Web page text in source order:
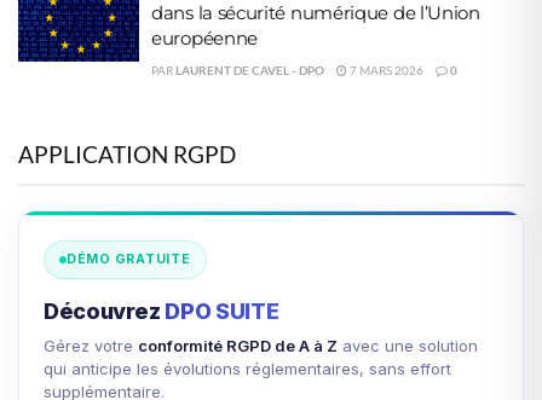
dans la sécurité numérique de l’Union
européenne
PARLAURENT DE CAVEL - DPO 7 MARS 2026 0
APPLICATION RGPD
DÉMO GRATUITE
Découvrez DPO SUITE
Gérez votre conformité RGPD de A à Z avec une solution
qui anticipe les évolutions réglementaires, sans effort
supplémentaire.